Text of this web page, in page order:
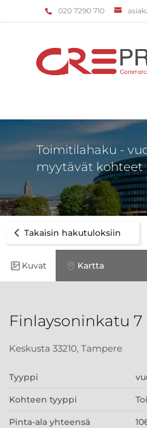
‌020 7290 710
Toimitilahaku -
myytävät kohteet
Takaisin hakutuloksiin
Kuvat Kartta
Finlaysoninkatu 7
Keskusta 33210, Tampere
Tyyppi
Kohteen tyyppi
Pinta-ala yhteensä